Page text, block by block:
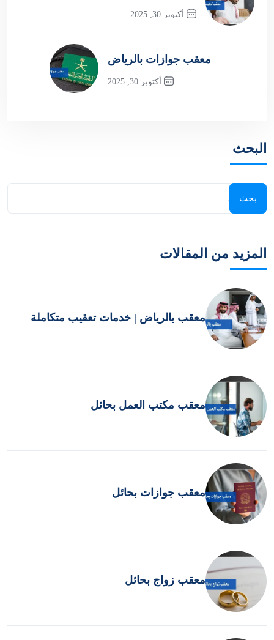
أكتوبر 30, 2025
معقب جوازات بالرياض
أكتوبر 30, 2025
البحث
المزيد من المقالات
معقب بالرياض | خدمات تعقيب متكاملة
معقب مكتب العمل بحائل
معقب جوازات بحائل
معقب زواج بحائل